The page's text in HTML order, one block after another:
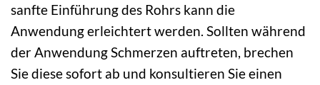
sanfte Einführung des Rohrs kann die
Anwendung erleichtert werden. Sollten während
der Anwendung Schmerzen auftreten, brechen
Sie diese sofort ab und konsultieren Sie einen